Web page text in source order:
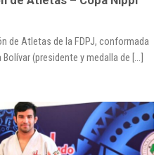
de Atletas de la FDPJ, conformada
Bolívar (presidente y medalla de [...]